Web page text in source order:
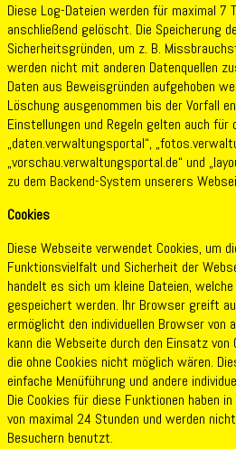
Diese Log-Dateien werden für maximal 7
anschließend gelöscht. Die Speicherung
Sicherheitsgründen, um z. B.
werden nicht mit anderen Datenquellen
Daten aus Beweisgründen aufgehoben
Löschung ausgenommen bis der Vorfall
Einstellungen und Regeln gelten auch
„daten.verwaltungsportal“,
„vorschau.verwaltungsportal.de“ und
zu dem Backend-System unserers
Cookies
Diese Webseite verwendet Cookies, um
Funktionsvielfalt und Sicherheit der
handelt es sich um kleine Dateien,
gespeichert werden. Ihr Browser greift
ermöglicht den individuellen Browser von
kann die Webseite durch den Einsatz von
die ohne Cookies nicht möglich wären.
einfache Menüführung und andere
Die Cookies für diese Funktionen haben
von maximal 24 Stunden und werden
Besuchern benutzt.